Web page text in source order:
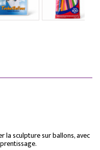
sculpture sur ballons, avec